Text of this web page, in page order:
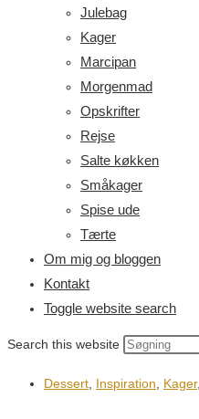
Julebag
Kager
Marcipan
Morgenmad
Opskrifter
Rejse
Salte køkken
Småkager
Spise ude
Tærte
Om mig og bloggen
Kontakt
Toggle website search
Search this website
Dessert Inspiration Kager,